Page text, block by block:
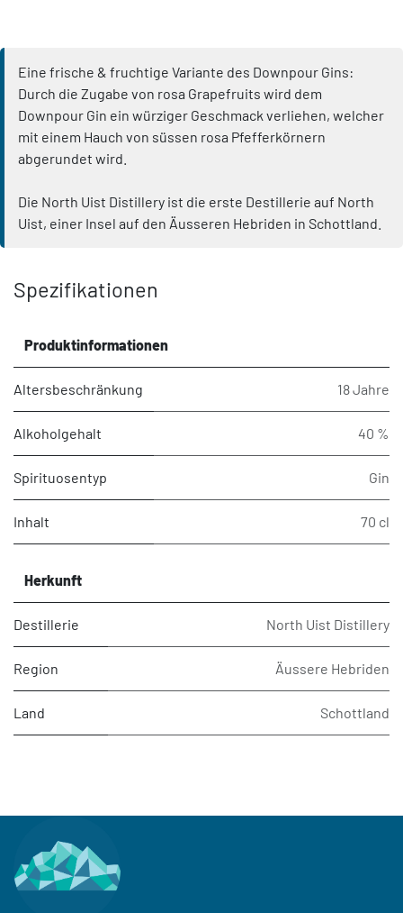
Eine frische & fruchtige Variante des Downpour Gins:
Durch die Zugabe von rosa Grapefruits wird dem
Downpour Gin ein würziger Geschmack verliehen, welcher
mit einem Hauch von süssen rosa Pfefferkörnern
abgerundet wird.
Die North Uist Distillery ist die erste Destillerie auf North
Uist, einer Insel auf den Äusseren Hebriden in Schottland.
Spezifikationen
Produktinformationen
Altersbeschränkung 18 Jahre
Alkoholgehalt 40 %
Spirituosentyp Gin
Inhalt 70 cl
Herkunft
Destillerie North Uist Distillery
Region Äussere Hebriden
Land Schottland